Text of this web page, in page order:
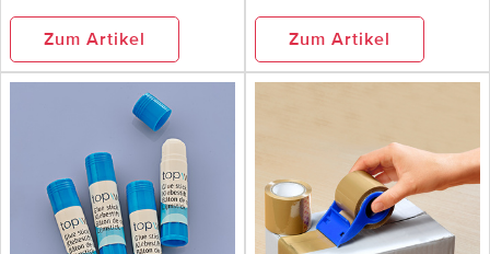
Zum Artikel Zum Artikel